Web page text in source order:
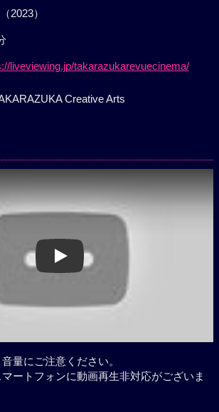
2023）
liveviewing.jp/takarazukarevuecinema/
Creative Arts
Play
量にご注意ください。
ートフォンに動画再生非対応がございま